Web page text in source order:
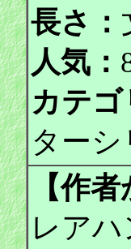
長さ：
人気：
カテゴ
ター
【作
レア